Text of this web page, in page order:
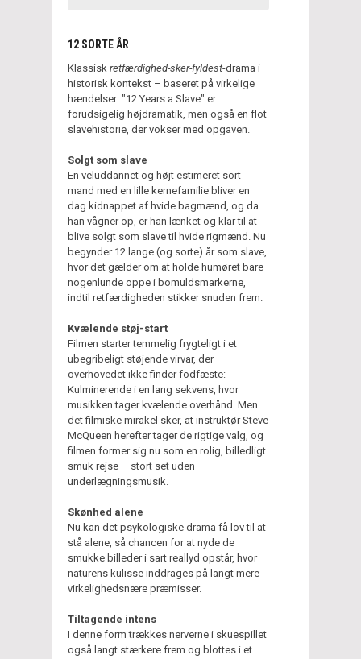
12 SORTE ÅR
Klassisk retfærdighed-sker-fyldest-drama i
historisk kontekst – baseret på virkelige
hændelser: "12 Years a Slave" er
forudsigelig højdramatik, men også en flot
slavehistorie, der vokser med opgaven.
Solgt som slave
En veluddannet og højt estimeret sort
mand med en lille kernefamilie bliver en
dag kidnappet af hvide bagmænd, og da
han vågner op, er han lænket og klar til at
blive solgt som slave til hvide rigmænd. Nu
begynder 12 lange (og sorte) år som slave,
hvor det gælder om at holde humøret bare
nogenlunde oppe i bomuldsmarkerne,
indtil retfærdigheden stikker snuden frem.
Kvælende støj-start
Filmen starter temmelig frygteligt i et
ubegribeligt støjende virvar, der
overhovedet ikke finder fodfæste:
Kulminerende i en lang sekvens, hvor
musikken tager kvælende overhånd. Men
det filmiske mirakel sker, at instruktør Steve
McQueen herefter tager de rigtige valg, og
filmen former sig nu som en rolig, billedligt
smuk rejse – stort set uden
underlægningsmusik.
Skønhed alene
Nu kan det psykologiske drama få lov til at
stå alene, så chancen for at nyde de
smukke billeder i sart reallyd opstår, hvor
naturens kulisse inddrages på langt mere
virkelighedsnære præmisser.
Tiltagende intens
I denne form trækkes nerverne i skuespillet
også langt stærkere frem og blottes i et